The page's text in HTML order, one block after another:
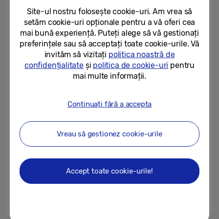
07/05/2026
De la laborator la încheietura
mâinii: tehnologia Samsung,
prima din industrie, pentru...
Wearables mai inteligente:
Gemini ajunge pe Galaxy Watch
și Buds
14/05/2025
[Ziua Mondială a Sănătății
Mintale] O înțelegere mai bună a
Site-ul nostru folosește cookie-uri. Am vrea să
setăm cookie-uri opționale pentru a vă oferi cea
mai bună experiență. Puteți alege să vă gestionați
preferințele sau să acceptați toate cookie-urile. Vă
invităm să vizitați politica noastră de
confidențialitateși politica de cookie-uri pentru
mai multe informații.
Continuați fără a accepta
Vreau să gestionez cookie-urile
Accept toate cookie-urile!